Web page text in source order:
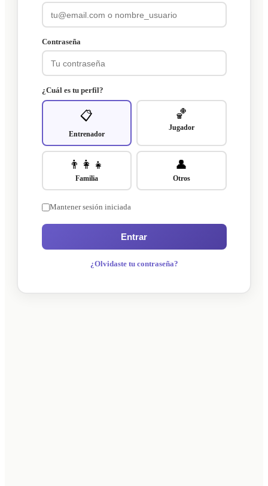
Contraseña
¿Cuál es tu perfil?
📋
Entrenador
🏀
Jugador
👨‍👩‍👧
Familia
👤
Otros
Mantener sesión iniciada
Entrar
¿Olvidaste tu contraseña?